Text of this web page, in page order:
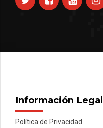
Información Legal
Política de Privacidad